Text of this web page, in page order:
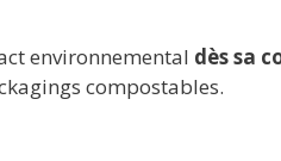
environnemental dès sa
compostables.